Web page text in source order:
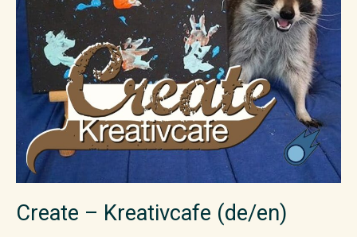
Create – Kreativcafe (de/en)